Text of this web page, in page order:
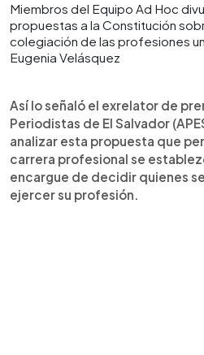
Miembros del Equipo Ad Hoc
propuestas a la Constitución
colegiación de las profesiones
Eugenia Velásquez
Así lo señaló el exrelator de
Periodistas de El Salvador
analizar esta propuesta que
carrera profesional se
encargue de decidir quienes
ejercer su profesión.